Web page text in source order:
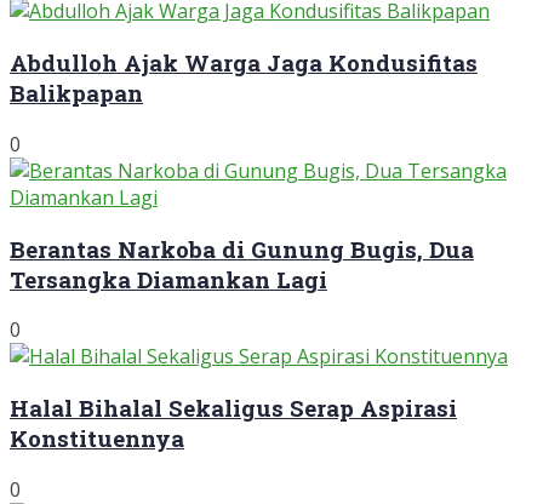
Abdulloh Ajak Warga Jaga Kondusifitas
Balikpapan
0
Berantas Narkoba di Gunung Bugis, Dua
Tersangka Diamankan Lagi
0
Halal Bihalal Sekaligus Serap Aspirasi
Konstituennya
0